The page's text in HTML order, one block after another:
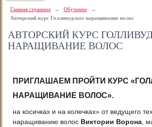
Главная страница → Обучение
→
Авторский курс Голливудское наращивание волос
АВТОРСКИЙ КУРС
НАРАЩИВАНИЕ ВОЛОС
ПРИГЛАШАЕМ ПРОЙТИ КУРС
НАРАЩИВАНИЕ ВОЛОС».
на косичках и на колечках» от ведущего
наращиванию волос Виктории Ворона ,